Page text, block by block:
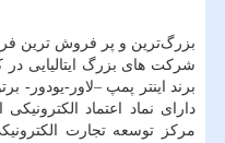
بزرگ‌ترین و پر فروش ترین
برند اینتر پمپ –لاور-
دارای نماد اعتماد
مرکز توسعه تجارت